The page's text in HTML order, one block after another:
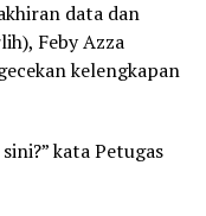
data dan
Feby Azza
kelengkapan
kata Petugas